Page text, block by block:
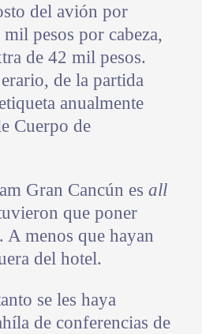
del avión por
pesos por cabeza,
de 42 mil pesos.
de la partida
anualmente
Cuerpo de
Gran Cancún es all
que poner
A menos que hayan
del hotel.
se les haya
de conferencias de